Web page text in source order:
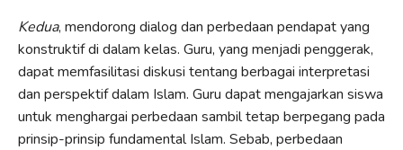
Kedua, mendorong dialog dan perbedaan pendapat yang
konstruktif di dalam kelas. Guru, yang menjadi penggerak,
dapat memfasilitasi diskusi tentang berbagai interpretasi
dan perspektif dalam Islam. Guru dapat mengajarkan siswa
untuk menghargai perbedaan sambil tetap berpegang pada
prinsip-prinsip fundamental Islam. Sebab, perbedaan